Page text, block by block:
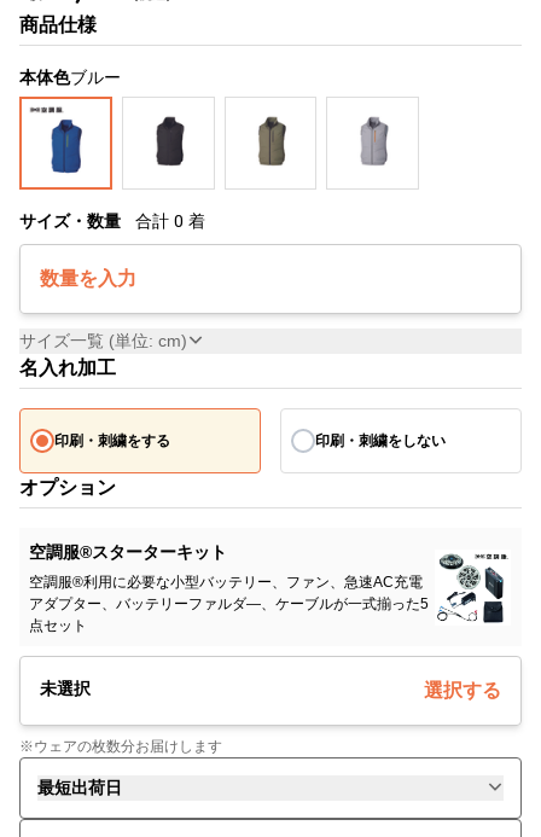
商品仕様
本体色ブルー
サイズ・数量 合計 0 着
数量を入力
サイズ一覧 (単位: cm)
名入れ加工
印刷・刺繍をする 印刷・刺繍をしない
オプション
空調服®スターターキット
空調服®利用に必要な小型バッテリー、ファン、急速AC充電
アダプター、バッテリーファルダ―、ケーブルが一式揃った5
点セット
未選択 選択する
※ウェアの枚数分お届けします
最短出荷日